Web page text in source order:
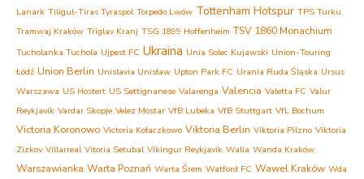
Lanark Tiligul-Tiras Tyraspol Torpedo Lwów Tottenham Hotspur TPS Turku
Tramwaj Kraków Triglav Kranj TSG 1899 Hoffenheim TSV 1860 Monachium
Tucholanka Tuchola Ujpest FC Ukraina Unia Solec Kujawski Union-Touring
Łódź Union Berlin Unislavia Unisław Upton Park FC Urania Ruda Śląska Ursus
Warszawa US Hostert US Settignanese Valarenga Valencia Valetta FC Valur
Reykjavík Vardar Skopje Velez Mostar VfB Lubeka VfB Stuttgart VfL Bochum
Victoria Koronowo Victoria Kołaczkowo Viktoria Berlin Viktoria Pilzno Viktoria
Zizkov Villarreal Vitoria Setubal Víkingur Reykjavík Walia Wanda Kraków
Warszawianka Warta Poznań Warta Śrem Watford FC Wawel Kraków Wda